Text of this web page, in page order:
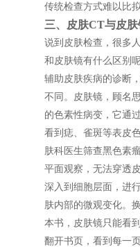
传统检查方式难以比拟
三、皮肤CT与皮
说到皮肤检查，很多
和皮肤镜有什么区别
辅助皮肤疾病的诊断
不同。皮肤镜，顾名
的色素性病变，它通
看到痣、雀斑等表皮
肤科医生筛查黑色素
平面观察，无法穿透
深入到细胞层面，进
肤内部的微观变化。
本书，皮肤镜只能看
翻开书页，看到每一